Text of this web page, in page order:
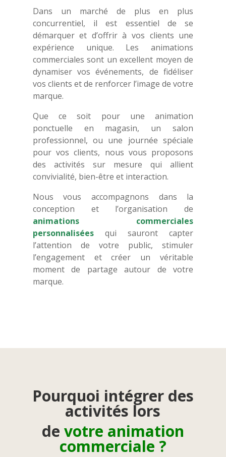
Dans un marché de plus en plus
concurrentiel, il est essentiel de se
démarquer et d’offrir à vos clients une
expérience unique. Les animations
commerciales sont un excellent moyen de
dynamiser vos événements, de fidéliser
vos clients et de renforcer l’image de votre
marque.
Que ce soit pour une animation
ponctuelle en magasin, un salon
professionnel, ou une journée spéciale
pour vos clients, nous vous proposons
des activités sur mesure qui allient
convivialité, bien-être et interaction.
Nous vous accompagnons dans la
conception et l’organisation de
animations commerciales
personnaliséesqui sauront capter
l’attention de votre public, stimuler
l’engagement et créer un véritable
moment de partage autour de votre
marque.
Pourquoi intégrer des
activités lors
de votre animation
commerciale ?